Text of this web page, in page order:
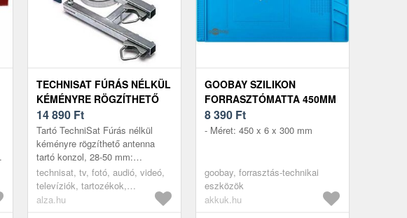
TECHNISAT FÚRÁS NÉLKÜL
KÉMÉNYRE RÖGZÍTHETŐ
ANTENNA TARTÓ KONZOL,
28-50 MM
14 890 Ft
Tartó TechniSat Fúrás nélkül
kéményre rögzíthető antenna
tartó konzol, 28-50 mm:
Kéményre szerelhető tartó
konzol. A csomag két 5 m
hosszú acélszal...
technisat, tv, fotó, audió, videó,
televíziók, tartozékok,
műholdvevők és antennák, tv
alza.hu
GOOBAY SZILIKON
FORRASZTÓMATTA 450MM
X 300MM X 6MM HŐÁLLÓ
450°C MÁGNESES ZSEBEK
8 390 Ft
- Méret: 450 x 6 x 300 mm
goobay, forrasztás-technikai
eszközök
akkuk.hu